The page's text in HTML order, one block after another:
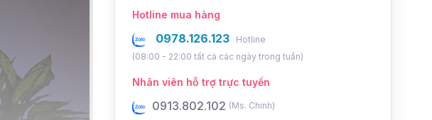
Hotline mua hàng
0978.126.123
Hotline
(08:00 - 22:00 tất cả các ngày trong tuần)
Nhân viên hỗ trợ trực tuyến
Chinh) 0931.802.102 (Ms. Điệp)